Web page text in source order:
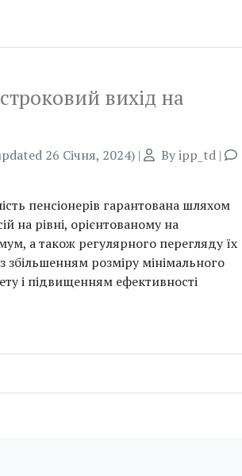
вихід на
26 Січня, 2024) | Byipp_td |
пенсіонерів гарантована шляхом
на рівні, орієнтованому на
а також регулярного перегляду їх
збільшенням розміру мінімального
і підвищенням ефективності